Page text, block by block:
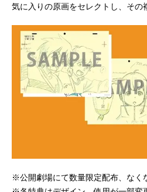
気に入りの原画をセレクトし、その
※公開劇場にて数量限定配布、なく